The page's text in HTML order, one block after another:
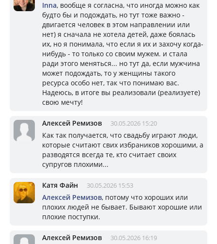
Inna, вообще я согласна, что иногда можно как
будто бы и подождать, но тут тоже важно -
двигается человек в этом направлении или
нет) я сначала не хотела детей, даже боялась
их, но я понимала, что если я их и захочу когда-
нибудь - то только со своим мужем. и стала
ради этого меняться... но тут да, если мужчина
может подождать, то у женщины такого
ресурса особо нет, так что понимаю вас.
Надеюсь, в итоге вы реализовали (реализуете)
свою мечту!
Алексей Ремизов 30.05.2026 15:20
Как так получается, что свадьбу играют люди,
которые считают свих избраников хорошими, а
разводятся всегда те, кто считает своих
супругов плохими...
Катя Файн 30.05.2026 15:53
Алексей Ремизов, потому что хороших или
плохих людей не бывает. Бывают хорошие или
плохие поступки.
Алексей Ремизов 30.05.2026 16:19